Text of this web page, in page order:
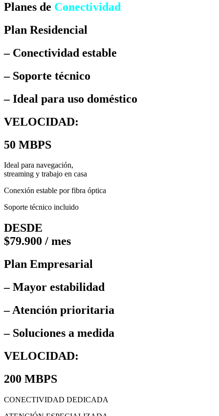
Planes de Conectividad
Plan Residencial
– Conectividad estable
– Soporte técnico
– Ideal para uso doméstico
VELOCIDAD:
50 MBPS
Ideal para navegación,
streaming y trabajo en casa
Conexión estable por fibra óptica
Soporte técnico incluido
DESDE
$79.900 / mes
Plan Empresarial
– Mayor estabilidad
– Atención prioritaria
– Soluciones a medida
VELOCIDAD:
200 MBPS
CONECTIVIDAD DEDICADA